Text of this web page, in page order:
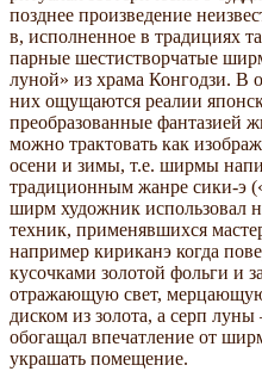
позднее произведение
в, исполненное в традициях
парные шестистворчатые
луной» из храма Конгодзи. В
них ощущаются реалии
преобразованные фантазией
можно трактовать как
осени и зимы, т.е. ширмы
традиционным жанре сики-э
ширм художник использовал
техник, применявшихся
например кириканэ когда
кусочками золотой фольги и
отражающую свет,
диском из золота, а серп
обогащал впечатление от
украшать помещение.